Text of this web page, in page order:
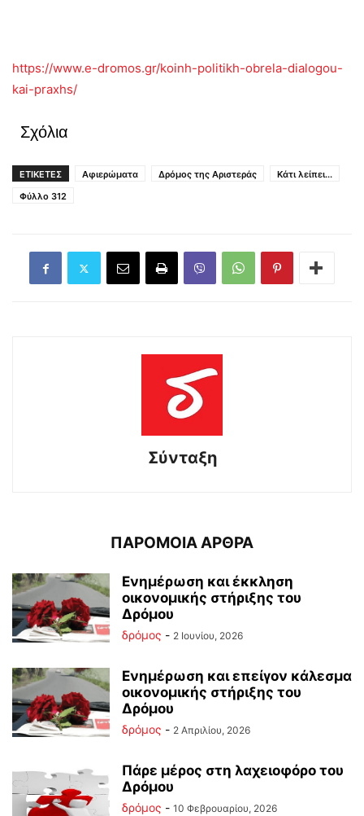
https://www.e-dromos.gr/koinh-politikh-obrela-dialogou-
kai-praxhs/
Σχόλια
ΕΤΙΚΕΤΕΣ Αφιερώματα Δρόμος της Αριστεράς
Κάτι λείπει...
Φύλλο 312
Σύνταξη
ΠΑΡΟΜΟΙΑ ΑΡΘΡΑ
Ενημέρωση και έκκληση
οικονομικής στήριξης του
Δρόμου
δρόμος - 2 Ιουνίου, 2026
Ενημέρωση και επείγον κάλεσμα
οικονομικής στήριξης του
Δρόμου
δρόμος - 2 Απριλίου, 2026
Πάρε μέρος στη λαχειοφόρο του
Δρόμου
δρόμος - 10 Φεβρουαρίου, 2026